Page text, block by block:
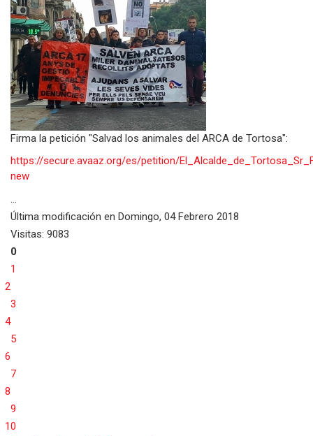
Firma la petición "Salvad los animales del ARCA de Tortosa":
https://secure.avaaz.org/es/petition/
new
...
Última modificación en Domingo, 04 Febrero 2018
Visitas: 9083
0
1
2
3
4
5
6
7
8
9
10